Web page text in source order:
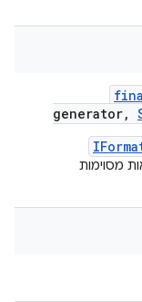
generator,
מסוימות